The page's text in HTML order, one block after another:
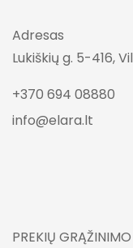
Adresas
Lukiškių g. 5-416,
+370 694 08880
info@elara.lt
PREKIŲ